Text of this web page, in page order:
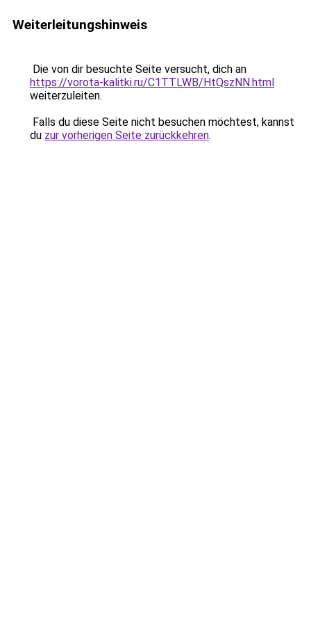
Weiterleitungshinweis
Die von dir besuchte Seite versucht, dich an
https://vorota-kalitki.ru/C1TTLWB/HtQszNN.html
weiterzuleiten.
Falls du diese Seite nicht besuchen möchtest, kannst
du zur vorherigen Seite zurückkehren.